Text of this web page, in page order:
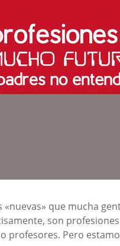
que mucha
son
profesores. Pero